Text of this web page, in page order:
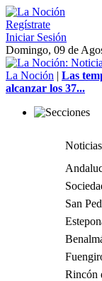
Regístrate
Iniciar Sesión
Domingo, 09 de
La Noción | Las
alcanzar los 37...
San
Rincón